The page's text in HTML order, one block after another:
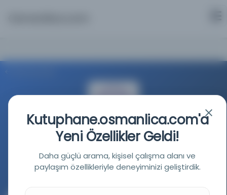
Washington Üniversitesi
Kaynağa git
Kutuphane.osmanlica.com'a
Yeni Özellikler Geldi!
Daha güçlü arama, kişisel çalışma alanı ve
paylaşım özellikleriyle deneyiminizi geliştirdik.